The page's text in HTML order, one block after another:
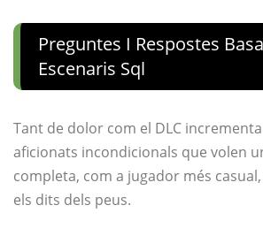
Preguntes I Respostes
Escenaris Sql
Tant de dolor com el DLC
aficionats incondicionals que volen
completa, com a jugador més
els dits dels peus.